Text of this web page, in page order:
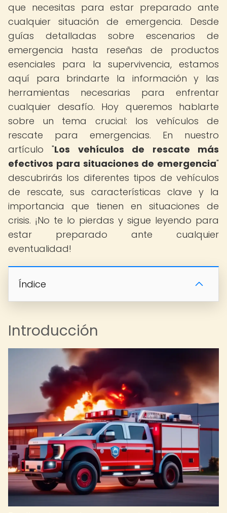
que necesitas para estar preparado ante
cualquier situación de emergencia. Desde
guías detalladas sobre escenarios de
emergencia hasta reseñas de productos
esenciales para la supervivencia, estamos
aquí para brindarte la información y las
herramientas necesarias para enfrentar
cualquier desafío. Hoy queremos hablarte
sobre un tema crucial: los vehículos de
rescate para emergencias. En nuestro
artículo "Los vehículos de rescate más
efectivos para situaciones de emergencia"
descubrirás los diferentes tipos de vehículos
de rescate, sus características clave y la
importancia que tienen en situaciones de
crisis. ¡No te lo pierdas y sigue leyendo para
estar preparado ante cualquier
eventualidad!
Índice
Introducción